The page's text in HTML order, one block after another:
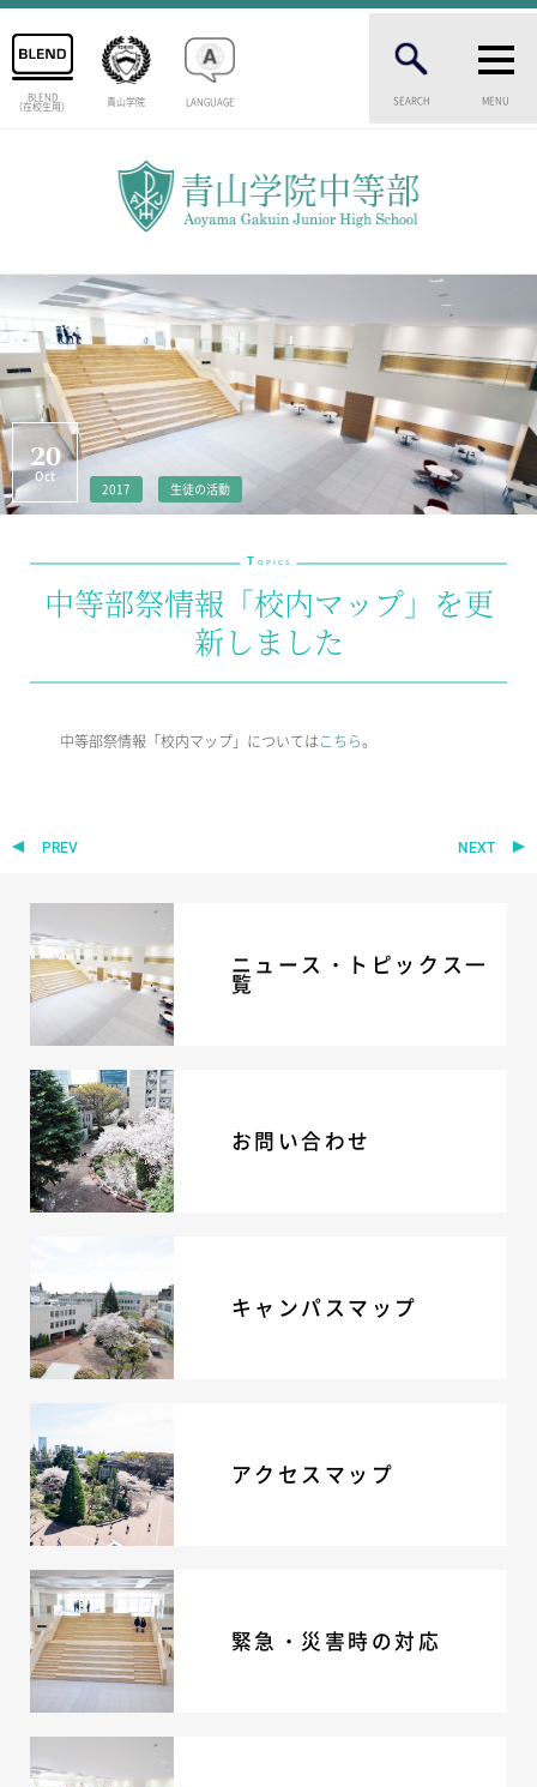
BLEND
（在校生用） 青山学院 LANGUAGE SEARCH MENU
中等部の歴史
特色ある教育
生徒数・教職員数
一貫校の流れ
卒業生インタビュー
校舎情報
メディアライブラリー
教育の特色・紹介
教育課程
キリスト教教育
スクールカレンダー
クラブ・同好会紹介
施設設備紹介
制服紹介
進学・進路
学友会
ADMISSION
入試・入学案内
入試要項
学校説明会
入試結果
入学金・学費等一覧
入試問題
公開行事の紹介
編入学・転入学試験
よくあるご質問
総合案内
ニュース・トピック
お問い合わせ
キャンパスマップ
アクセスマップ
緊急・災害時の対応
20
Oct
2017 生徒の活動
T OPICS
中等部祭情報「校内マップ」を更
新しました
中等部祭情報「校内マップ」についてはこちら。
PREV NEXT
ニュース・トピックス一
覧
お問い合わせ
キャンパスマップ
アクセスマップ
緊急・災害時の対応